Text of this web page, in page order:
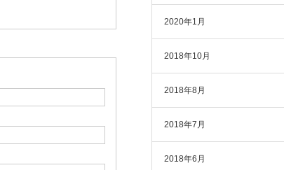
2020年1月
2018年10月
2018年8月
2018年7月
2018年6月